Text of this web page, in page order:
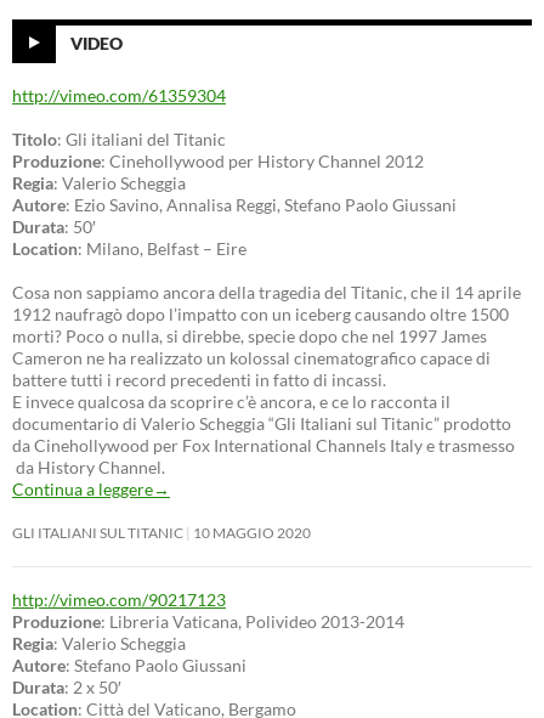
VIDEO
http://vimeo.com/61359304
Titolo: Gli italiani del Titanic
Produzione: Cinehollywood per History Channel 2012
Regia: Valerio Scheggia
Autore: Ezio Savino, Annalisa Reggi, Stefano Paolo Giussani
Durata: 50′
Location: Milano, Belfast – Eire
Cosa non sappiamo ancora della tragedia del Titanic, che il 14 aprile
1912 naufragò dopo l’impatto con un iceberg causando oltre 1500
morti? Poco o nulla, si direbbe, specie dopo che nel 1997 James
Cameron ne ha realizzato un kolossal cinematografico capace di
battere tutti i record precedenti in fatto di incassi.
E invece qualcosa da scoprire c’è ancora, e ce lo racconta il
documentario di Valerio Scheggia “Gli Italiani sul Titanic” prodotto
da Cinehollywood per Fox International Channels Italy e trasmesso
da History Channel.
Continua a leggere→
GLI ITALIANI SUL TITANIC 10 MAGGIO 2020
http://vimeo.com/90217123
Produzione: Libreria Vaticana, Polivideo 2013-2014
Regia: Valerio Scheggia
Autore: Stefano Paolo Giussani
Durata: 2 x 50′
Location: Città del Vaticano, Bergamo